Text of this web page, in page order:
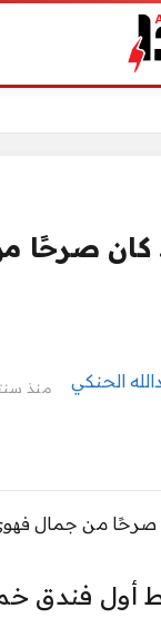
كان صرحًا
الحنكي منذ
أول فندق